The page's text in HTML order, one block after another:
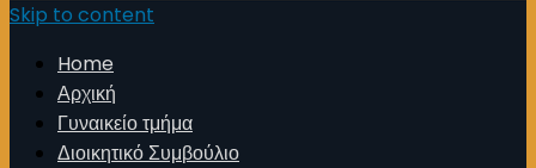
Skip to content
Home
Αρχική
Γυναικείο τμήμα
Διοικητικό Συμβούλιο